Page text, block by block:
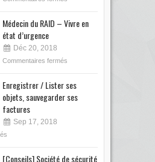
Médecin du RAID – Vivre en
état d’urgence
Déc 20, 2018
Commentaires fermés
Enregistrer / Lister ses
objets, sauvegarder ses
factures
Sep 17, 2018
[Conseils] Société de sécurité